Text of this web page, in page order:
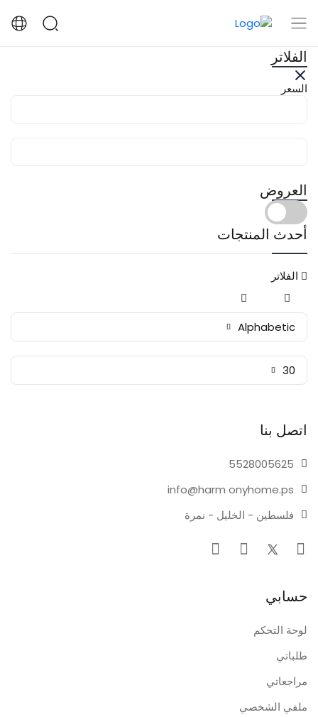
الفلاتر
السعر
العروض
أحدث المنتجات
الفلاتر
Alphabetic
30
اتصل بنا
05625
55280
info@harm onyhome.ps
فلسطين - الخليل - نمرة
حسابي
لوحة التحكم
طلباتي
مراجعاتي
ملفي الشخصي